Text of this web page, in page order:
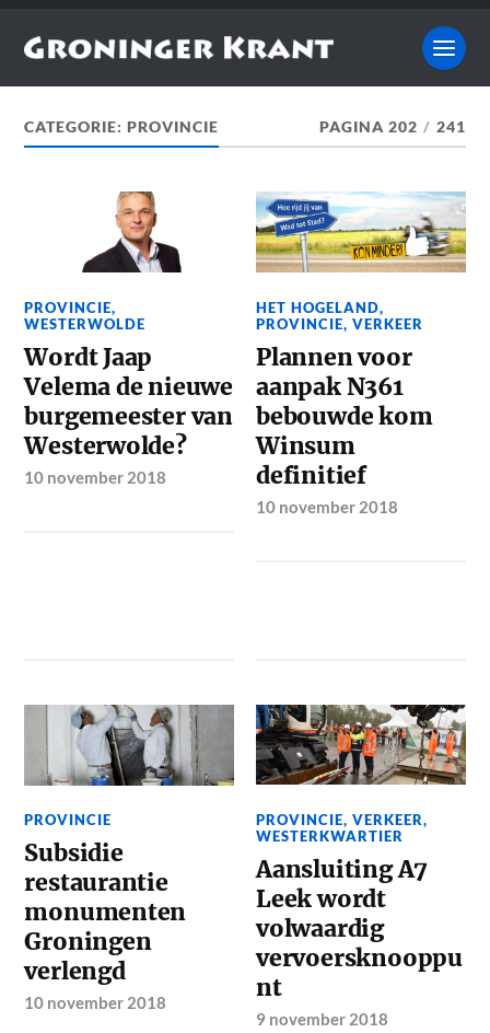
CATEGORIE:PROVINCIE PAGINA 202 / 241
PROVINCIE,
WESTERWOLDE
Wordt Jaap
Velema de nieuwe
burgemeester van
Westerwolde?
10 november 2018
HET HOGELAND,
PROVINCIE,VERKEER
Plannen voor
aanpak N361
bebouwde kom
Winsum
definitief
10 november 2018
PROVINCIE
Subsidie
restaurantie
monumenten
Groningen
verlengd
10 november 2018
PROVINCIE,VERKEER,
WESTERKWARTIER
Aansluiting A7
Leek wordt
volwaardig
vervoersknooppu
nt
9 november 2018